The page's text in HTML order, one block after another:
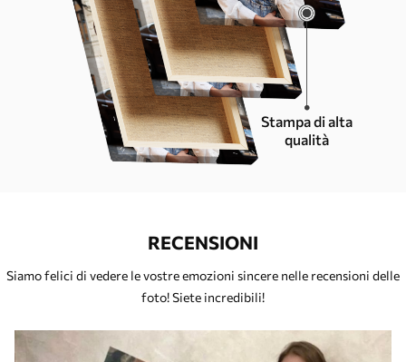
Stampa di alta
qualità
RECENSIONI
Siamo felici di vedere le vostre emozioni sincere nelle recensioni delle
foto! Siete incredibili!